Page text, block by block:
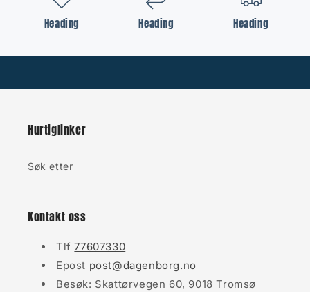
Heading Heading Heading
Hurtiglinker
Søk etter
Kontakt oss
Tlf77607330
Epost post@dagenborg.no
Besøk: Skattørvegen 60, 9018 Tromsø